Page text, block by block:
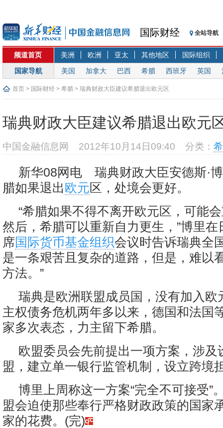
国际财经 全站导航
频道首页 美洲 欧洲 亚太 其他地区
国际组织
国家导航
美国 加拿大 巴西 希腊 西班牙 英国
首页 > 国际财经 > 希腊 > 瑞典财政大臣建议希腊退出欧元区
瑞典财政大臣建议希腊退出欧元
中国金融信息网 2012年10月14日09:40 分类：
新华08网电 瑞典财政大臣安德斯·
腊如果退出欧元区，处境会更好。
“希腊如果不得不离开欧元区，可能
然后，希腊可以重新自力更生，”博里
席国际货币基金组织会议时告诉瑞典全
是一条艰苦且复杂的道路，但是，难以
方法。”
瑞典是欧洲联盟成员国，没有加入欧
主权债务危机两年多以来，德国和法国
家多次表态，力主留下希腊。
欧盟委员会先前提出一项方案，涉及
盟，建立单一银行监管机制，设立跨境
博里上周称这一方案“完全不可接受”
盟会迫使那些奉行严格财政政策的国家
家的花费。(完)